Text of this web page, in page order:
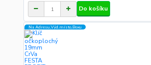
Do košíku
Na Adresu,Výd.místo,Boxu